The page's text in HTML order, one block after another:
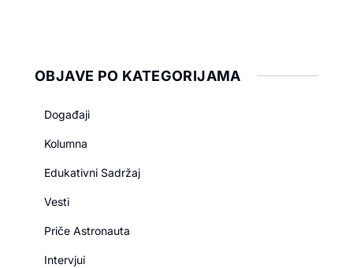
OBJAVE PO KATEGORIJAMA
Događaji
Kolumna
Edukativni Sadržaj
Vesti
Priče Astronauta
Intervjui